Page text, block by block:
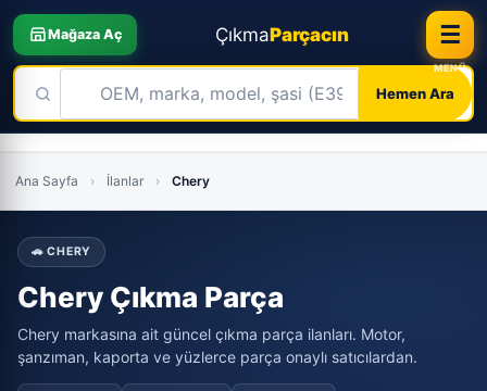
Mağaza Aç ÇıkmaParçacın
Hemen Ara
☰
to
content
Ana Sayfa › İlanlar › Chery
🚗 CHERY
Chery Çıkma Parça
Chery markasına ait güncel çıkma parça ilanları. Motor,
şanzıman, kaporta ve yüzlerce parça onaylı satıcılardan.